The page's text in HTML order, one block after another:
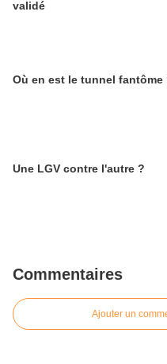
validé
Où en est le tunnel fantôme
Une LGV contre l'autre ?
Commentaires
Ajouter un